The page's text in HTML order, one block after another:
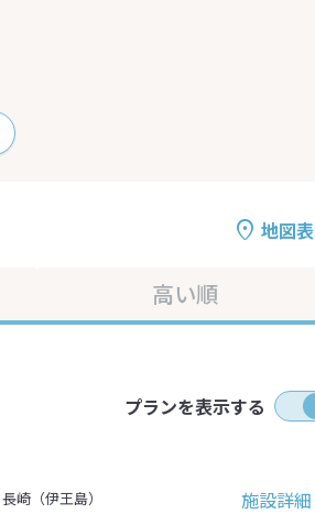
地図
高い順
プランを表示する
施設詳細
長崎（伊王島）